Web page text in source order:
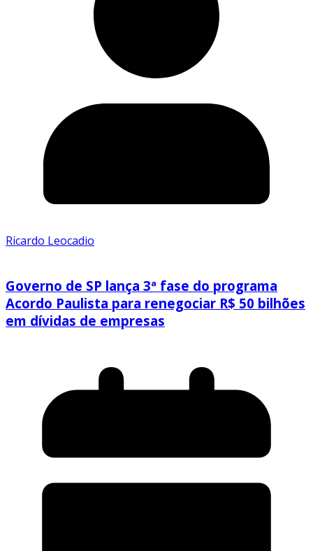
Ricardo Leocadio
Governo de SP lança 3ª fase do programa
Acordo Paulista para renegociar R$ 50 bilhões
em dívidas de empresas